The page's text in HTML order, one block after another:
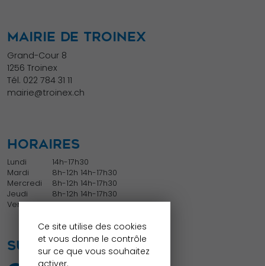
MAIRIE DE TROINEX
Grand-Cour 8
1256 Troinex
Tél. 022 784 31 11
mairie@troinex.ch
HORAIRES
Lundi
Mardi
Mercredi
Jeudi
Vendredi
14h-17h30
8h-12h 14h-17h30
8h-12h 14h-17h30
8h-12h 14h-17h30
8h-12h
SUIVEZ NOUS
Ce site utilise des cookies
et vous donne le contrôle
sur ce que vous souhaitez
activer.